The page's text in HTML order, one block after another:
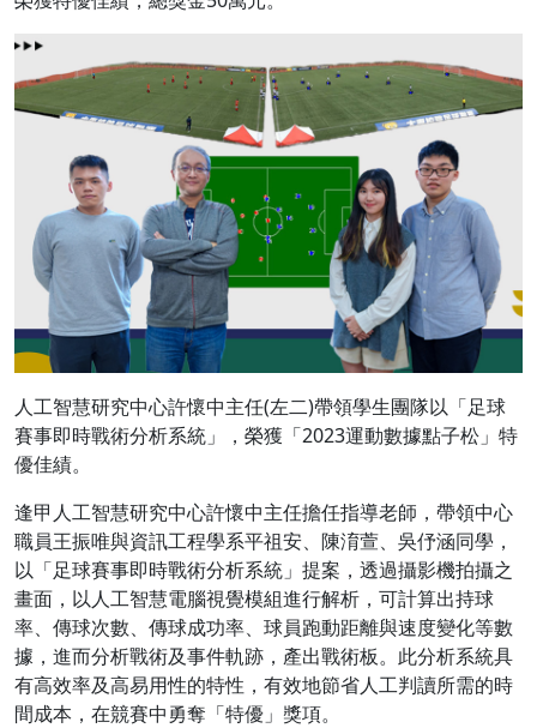
人工智慧研究中心許懷中主任(左二)帶領學生團隊以「足球
賽事即時戰術分析系統」，榮獲「2023運動數據點子松」特
優佳績。
逢甲人工智慧研究中心許懷中主任擔任指導老師，帶領中心
職員王振唯與資訊工程學系平祖安、陳淯萱、吳伃涵同學，
以「足球賽事即時戰術分析系統」提案，透過攝影機拍攝之
畫面，以人工智慧電腦視覺模組進行解析，可計算出持球
率、傳球次數、傳球成功率、球員跑動距離與速度變化等數
據，進而分析戰術及事件軌跡，產出戰術板。此分析系統具
有高效率及高易用性的特性，有效地節省人工判讀所需的時
間成本，在競賽中勇奪「特優」獎項。